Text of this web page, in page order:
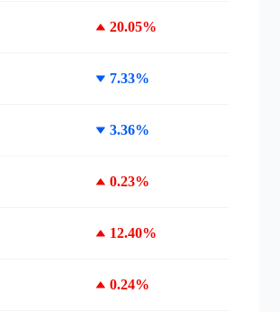
20.05%
7.33%
3.36%
0.23%
12.40%
0.24%